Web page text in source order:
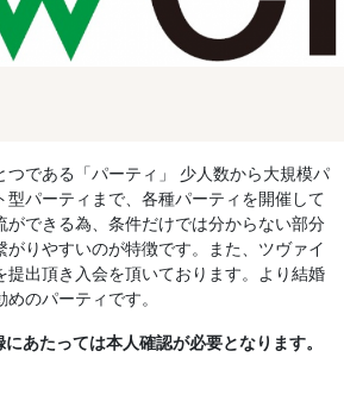
つである「パーティ」 少人数から大規模パ
型パーティまで、各種パーティを開催して
ができる為、条件だけでは分からない部分
がりやすいのが特徴です。また、ツヴァイ
提出頂き入会を頂いております。より結婚
のパーティです。
あたっては本人確認が必要となります。